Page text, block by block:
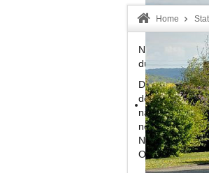
Home
Nachdem
durchfahren
Das Areal um
der
nahe
noch das
Namen steht
Ortschaften, z.